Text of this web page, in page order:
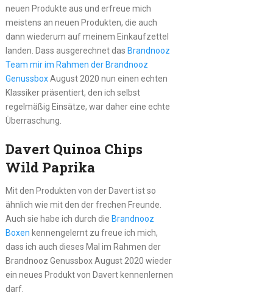
neuen Produkte aus und erfreue mich
meistens an neuen Produkten, die auch
dann wiederum auf meinem Einkaufzettel
landen. Dass ausgerechnet das Brandnooz
Team mir im Rahmen der Brandnooz
GenussboxAugust 2020 nun einen echten
Klassiker präsentiert, den ich selbst
regelmäßig Einsätze, war daher eine echte
Überraschung.
Davert Quinoa Chips
Wild Paprika
Mit den Produkten von der Davert ist so
ähnlich wie mit den der frechen Freunde.
Auch sie habe ich durch die Brandnooz
Boxen kennengelernt zu freue ich mich,
dass ich auch dieses Mal im Rahmen der
Brandnooz Genussbox August 2020 wieder
ein neues Produkt von Davert kennenlernen
darf.